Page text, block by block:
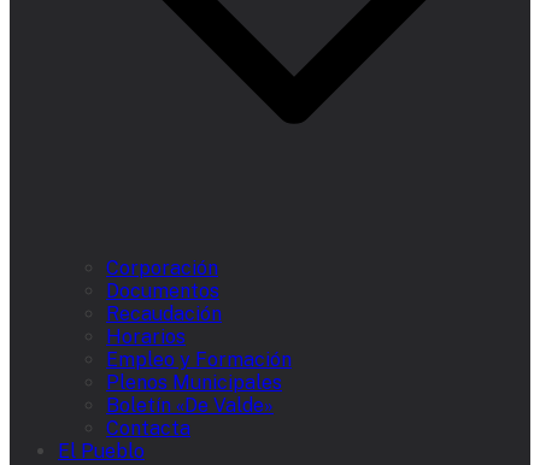
Corporación
Documentos
Recaudación
Horarios
Empleo y Formación
Plenos Municipales
Boletín «De Valde»
Contacta
El Pueblo